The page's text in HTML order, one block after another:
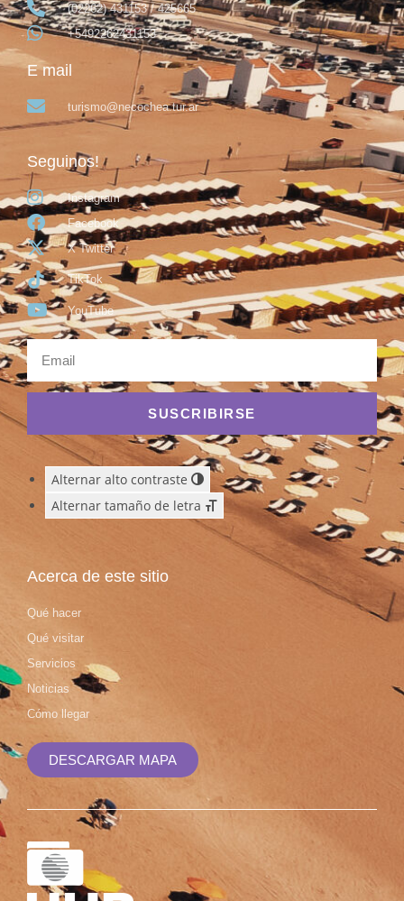
(02262) 431153 / 425665
+5492262431153
E mail
turismo@necochea.tur.ar
Seguinos!
Instagram
Facebook
X Twitter
TikTok
YouTube
SUSCRIBIRSE
Alternar alto contraste
Alternar tamaño de letra
Acerca de este sitio
Qué hacer
Qué visitar
Servicios
Noticias
Cómo llegar
DESCARGAR MAPA